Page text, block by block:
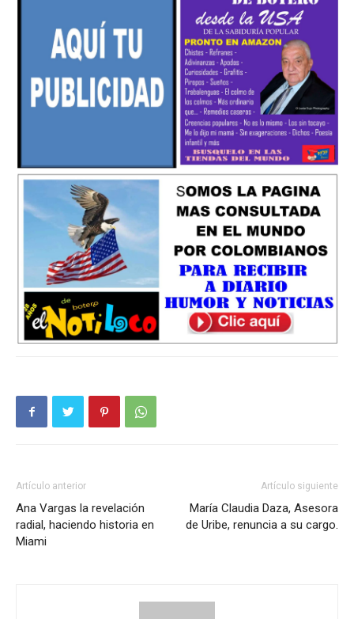
Artículo anterior
Ana Vargas la revelación
radial, haciendo historia en
Miami
Artículo siguiente
María Claudia Daza, Asesora
de Uribe, renuncia a su cargo.